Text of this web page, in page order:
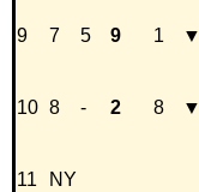
9 7 5 9 1 ▼
10 8 - 2 8 ▼
11 NY